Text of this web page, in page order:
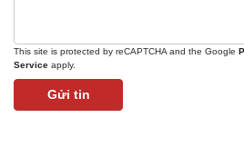
This site is protected by reCAPTCHA and the Google
Service apply.
Gửi tin